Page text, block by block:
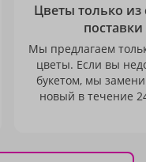
Цветы только из
поставки
Мы предлагаем
цветы. Если вы
букетом, мы
новый в течение